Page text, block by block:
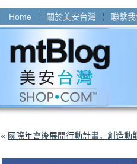
Home 關於美安台灣 聯繫我
« 國際年會後展開行動計畫，創造動